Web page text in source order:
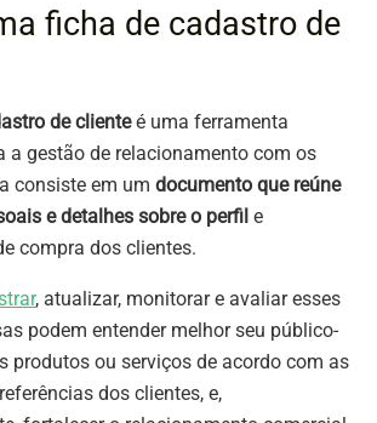
ficha de cadastro de
de clienteé uma ferramenta
a gestão de relacionamento com os
consiste em um documento que reúne
e detalhes sobre o perfil e
compra dos clientes.
, atualizar, monitorar e avaliar esses
podem entender melhor seu público-
produtos ou serviços de acordo com as
dos clientes, e,